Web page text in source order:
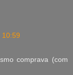
10:59
comprava (com